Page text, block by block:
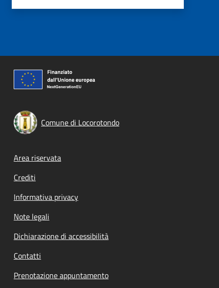
Comune di Locorotondo
Footer menu
Area riservata
Crediti
Informativa privacy
Note legali
Dichiarazione di accessibilità
Contatti
Prenotazione appuntamento